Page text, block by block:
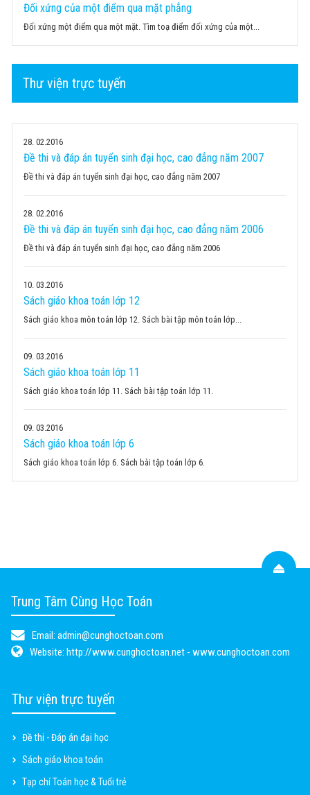
Đối xứng của một điểm qua mặt phẳng
Đối xứng một điểm qua một mặt. Tìm toạ điểm đối xứng của một...
Thư viện trực tuyến
28 02.2016
Đề thi và đáp án tuyển sinh đại học, cao đẳng năm 2007
Đề thi và đáp án tuyển sinh đại học, cao đẳng năm 2007
28 02.2016
Đề thi và đáp án tuyển sinh đại học, cao đẳng năm 2006
Đề thi và đáp án tuyển sinh đại học, cao đẳng năm 2006
10 03.2016
Sách giáo khoa toán lớp 12
Sách giáo khoa môn toán lớp 12. Sách bài tập môn toán lớp...
09 03.2016
Sách giáo khoa toán lớp 11
Sách giáo khoa toán lớp 11. Sách bài tập toán lớp 11.
09 03.2016
Sách giáo khoa toán lớp 6
Sách giáo khoa toán lớp 6. Sách bài tập toán lớp 6.
Trung Tâm Cùng Học Toán
Email: admin@cunghoctoan.com
Website: http://www.cunghoctoan.net - www.cunghoctoan.com
Thư viện trực tuyến
Đề thi - Đáp án đại học
Sách giáo khoa toán
Tạp chí Toán học & Tuổi trẻ